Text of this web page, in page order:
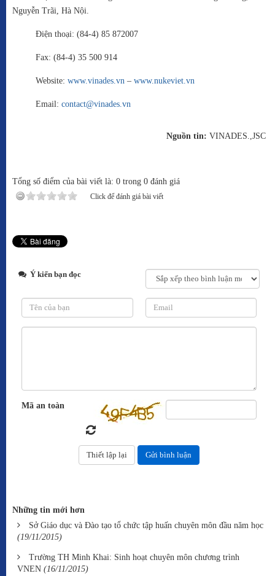
Nguyễn Trãi, Hà Nội.
Điện thoại: (84-4) 85 872007
Fax: (84-4) 35 500 914
Website: www.vinades.vn– www.nukeviet.vn
Email: contact@vinades.vn
Nguồn tin: VINADES.,JSC
Tổng số điểm của bài viết là: 0 trong 0 đánh giá
Click để đánh giá bài viết
Ý kiến bạn đọc
Mã an toàn
Những tin mới hơn
Sở Giáo dục và Đào tạo tổ chức tập huấn chuyên môn đầu năm học
(19/11/2015)
Trường TH Minh Khai: Sinh hoạt chuyên môn chương trình
VNEN (16/11/2015)